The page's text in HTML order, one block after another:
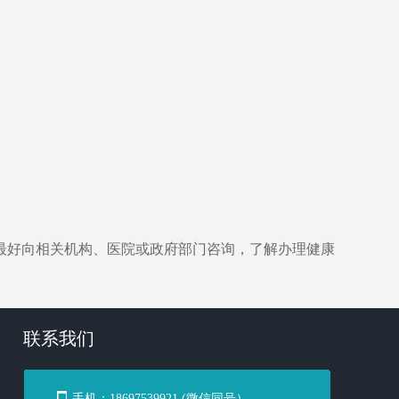
向相关机构、医院或政府部门咨询，了解办理健康
联系我们